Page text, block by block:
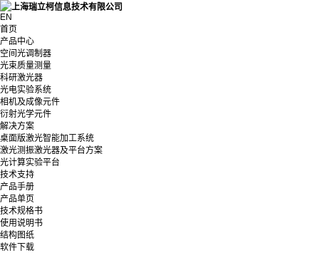
EN
首页
产品中心
空间光调制器
光束质量测量
科研激光器
光电实验系统
相机及成像元件
衍射光学元件
解决方案
桌面版激光智能加工系统
激光测振激光器及平台方案
光计算实验平台
技术支持
产品手册
产品单页
技术规格书
使用说明书
结构图纸
软件下载